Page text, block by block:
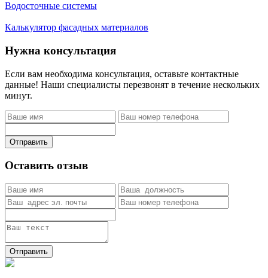
Водосточные системы
Калькулятор фасадных материалов
Нужна консультация
Если вам необходима консультация, оставьте контактные
данные! Наши специалисты перезвонят в течение нескольких
минут.
Отправить
Оставить отзыв
Отправить